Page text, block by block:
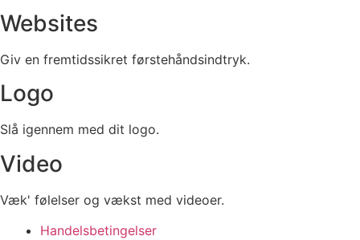
Websites
Giv en fremtidssikret førstehåndsindtryk.
Logo
Slå igennem med dit logo.
Video
Væk' følelser og vækst med videoer.
Handelsbetingelser